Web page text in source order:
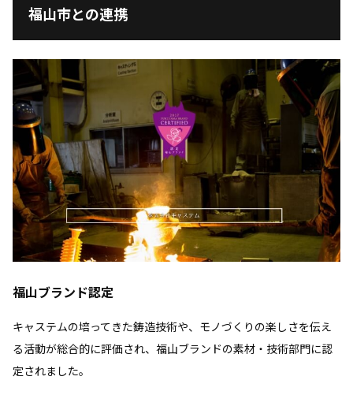
福山市との連携
福山ブランド認定
キャステムの培ってきた鋳造技術や、モノづくりの楽しさを伝え
る活動が総合的に評価され、福山ブランドの素材・技術部門に認
定されました。